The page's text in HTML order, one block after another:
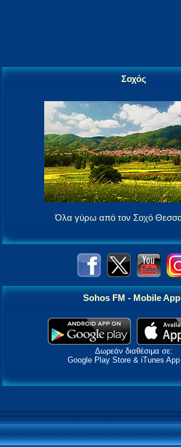
Σοχός
Όλα γύρω από τον Σοχό
Sohos FM - Mobile
Δωρεάν διαθέσιμα σε:
Google Play Store & iTunes